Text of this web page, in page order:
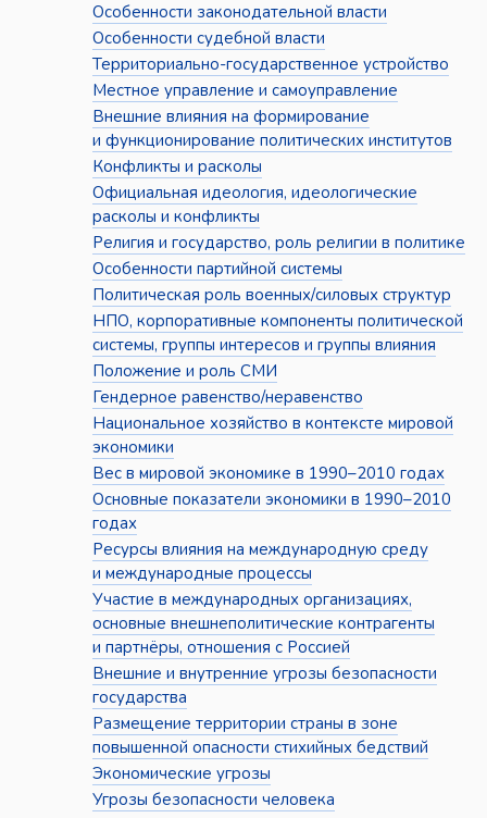
Особенности законодательной власти
Особенности судебной власти
Территориально-государственное устройство
Местное управление и самоуправление
Внешние влияния на формирование
и функционирование политических институтов
Конфликты и расколы
Официальная идеология, идеологические
расколы и конфликты
Религия и государство, роль религии в политике
Особенности партийной системы
Политическая роль военных/силовых структур
НПО, корпоративные компоненты политической
системы, группы интересов и группы влияния
Положение и роль СМИ
Гендерное равенство/неравенство
Национальное хозяйство в контексте мировой
экономики
Вес в мировой экономике в 1990–2010 годах
Основные показатели экономики в 1990–2010
годах
Ресурсы влияния на международную среду
и международные процессы
Участие в международных организациях,
основные внешнеполитические контрагенты
и партнёры, отношения с Россией
Внешние и внутренние угрозы безопасности
государства
Размещение территории страны в зоне
повышенной опасности стихийных бедствий
Экономические угрозы
Угрозы безопасности человека